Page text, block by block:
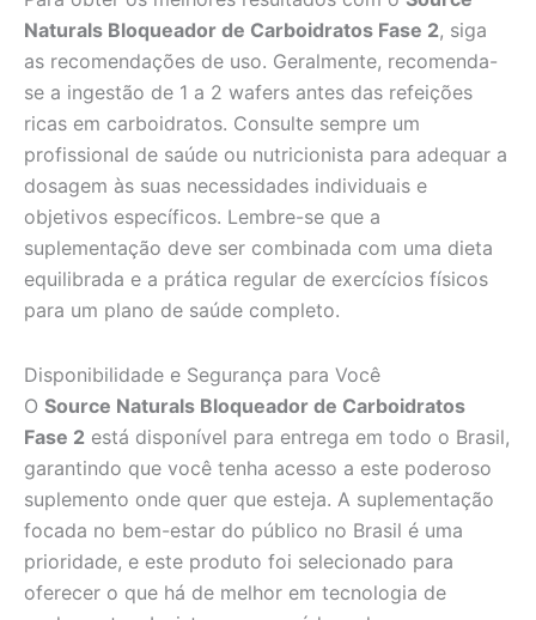
Naturals Bloqueador de Carboidratos Fase 2, siga
as recomendações de uso. Geralmente, recomenda-
se a ingestão de 1 a 2 wafers antes das refeições
ricas em carboidratos. Consulte sempre um
profissional de saúde ou nutricionista para adequar a
dosagem às suas necessidades individuais e
objetivos específicos. Lembre-se que a
suplementação deve ser combinada com uma dieta
equilibrada e a prática regular de exercícios físicos
para um plano de saúde completo.
Disponibilidade e Segurança para Você
O Source Naturals Bloqueador de Carboidratos
Fase 2 está disponível para entrega em todo o Brasil,
garantindo que você tenha acesso a este poderoso
suplemento onde quer que esteja. A suplementação
focada no bem-estar do público no Brasil é uma
prioridade, e este produto foi selecionado para
oferecer o que há de melhor em tecnologia de